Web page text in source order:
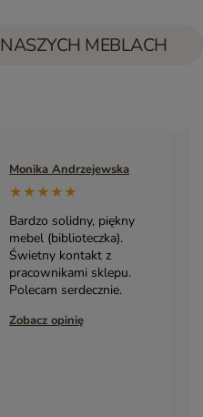
MEBLACH
Monika Andrzejewska
★★★★★
Bardzo solidny, piękny
mebel (biblioteczka).
Świetny kontakt z
pracownikami sklepu.
Polecam serdecznie.
Zobacz opinię